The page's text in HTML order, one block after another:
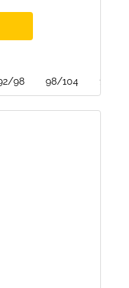
98 98/104 104/